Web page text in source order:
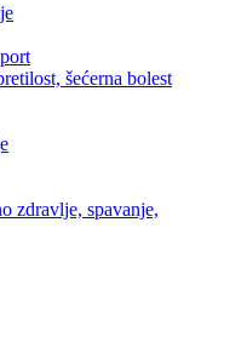
šećerna bolest
zdravlje, spavanje,